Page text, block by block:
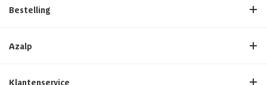
Bestelling
Azalp
Klantenservice